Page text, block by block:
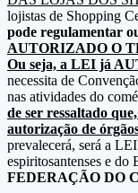
lojistas de Shopping
pode regulamentar
AUTORIZADO O
Ou seja, a LEI já
necessita de
nas atividades do
de ser ressaltado
autorização de
prevalecerá, será a
espiritosantenses e do
FEDERAÇÃO DO